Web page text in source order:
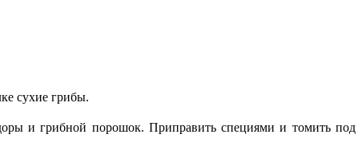
сухие грибы.
и грибной порошок. Приправить специями и томить под